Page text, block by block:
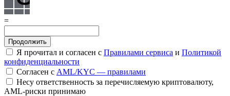
=
Я прочитал и согласен с Правилами сервиса и Политикой
конфиденциальности
Согласен с AML/KYC — правилами
Несу ответственность за перечисляемую криптовалюту,
AML-риски принимаю